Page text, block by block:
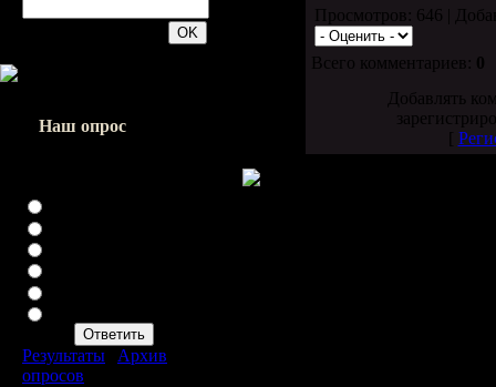
Наш опрос
Результаты
Архив
опросов
Просмотров: 646 |
Всего комментариев: 0
Добавлять